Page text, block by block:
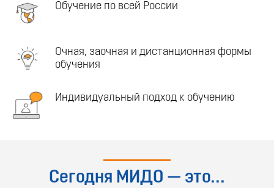
Обучение по всей России
Очная, заочная и дистанционная формы
обучения
Индивидуальный подход к обучению
Сегодня МИДО — это...